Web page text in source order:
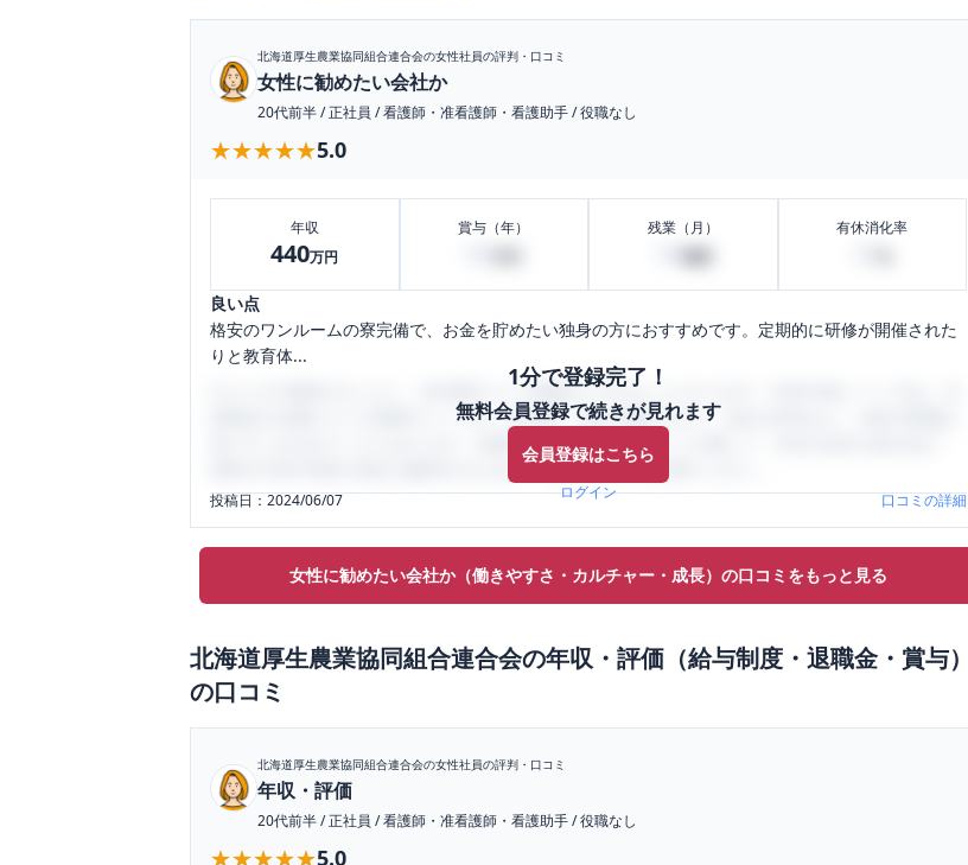
北海道厚生農業協同組合連合会の女性社員の評判・口コミ
女性に勧めたい会社か
20代前半/正社員 /看護師・准看護師・看護助手/役職なし
★★★★★
★★★★★5.0
年収
440万円
賞与（年） 残業（月） 有休消化率
良い点
格安のワンルームの寮完備で、お金を貯めたい独身の方におすすめです。定期的に研修が開催された
りと教育体...
1分で登録完了！
無料会員登録で続きが見れます
会員登録はこちら
ログイン
口コミを1投稿するごとに、30日間口コミの閲覧ができるようになります。SHEHUB(シーハブ)は、女
性限定の企業口コミの投稿サイトです。給与面・女性の働きやすさ・会社の評判など、女性の転職は
気にすべき点がたくさんあります。先輩社員（元社員）の口コミを通して、本当の会社の姿を知り、
将来の不安や現在の悩みを解消するために、ぜひサイトをご活用ください。
投稿日：2024/06/07 口コミの詳細
女性に勧めたい会社か（働きやすさ・カルチャー・成長）の口コミをもっと見る
北海道厚生農業協同組合連合会の年収・評価（給与制度・退職金・賞与）
の口コミ
北海道厚生農業協同組合連合会の女性社員の評判・口コミ
年収・評価
20代前半/正社員 /看護師・准看護師・看護助手/役職なし
★★★★★
★★★★★5.0